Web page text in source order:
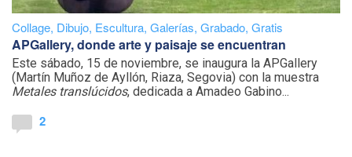
Collage, Dibujo, Escultura, Galerías, Grabado, Gratis
APGallery, donde arte y paisaje se encuentran
Este sábado, 15 de noviembre, se inaugura la APGallery
(Martín Muñoz de Ayllón, Riaza, Segovia) con la muestra
Metales translúcidos, dedicada a Amadeo Gabino...
2